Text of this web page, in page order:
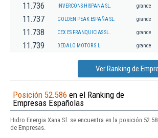
11.736 INVERCONS HISPANA SL. grande
11.737 GOLDEN PEAK ESPAÑA SL. grande
11.738 CEX ES FRANQUICIAS SL. grande
11.739 DEDALO MOTOR S.L. grande
Ver Ranking de
Posición 52.586 en el Ranking de
Empresas Españolas
Hidro Energia Xana Sl. se encuentra en la posición
de Empresas.